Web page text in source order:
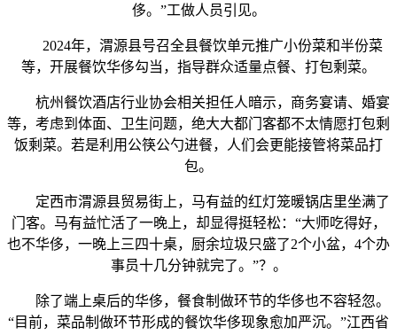
侈。”工做人员引见。
2024年，渭源县号召全县餐饮单元推广小份菜和半份菜
等，开展餐饮华侈勾当，指导群众适量点餐、打包剩菜。
杭州餐饮酒店行业协会相关担任人暗示，商务宴请、婚宴
等，考虑到体面、卫生问题，绝大大都门客都不太情愿打包剩
饭剩菜。若是利用公筷公勺进餐，人们会更能接管将菜品打
包。
定西市渭源县贸易街上，马有益的红灯笼暖锅店里坐满了
门客。马有益忙活了一晚上，却显得挺轻松：“大师吃得好，
也不华侈，一晚上三四十桌，厨余垃圾只盛了2个小盆，4个办
事员十几分钟就完了。”？。
除了端上桌后的华侈，餐食制做环节的华侈也不容轻忽。
“目前，菜品制做环节形成的餐饮华侈现象愈加严沉。”江西省